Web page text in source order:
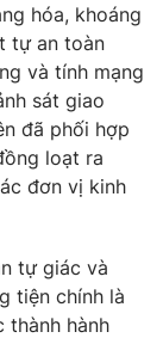
hóa, khoáng
tự an toàn
và tính mạng
sát giao
đã phối hợp
loạt ra
đơn vị kinh
tự giác và
tiện chính là
thành hành